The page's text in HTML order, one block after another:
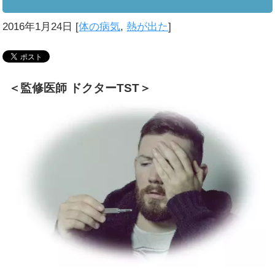
2016年1月24日 [体の病気,熱が出た]
＜監修医師 ドクターTST＞